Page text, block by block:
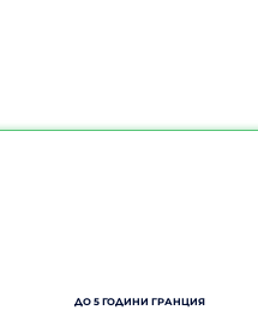
ДО 5 ГОДИНИ ГРАНЦИЯ